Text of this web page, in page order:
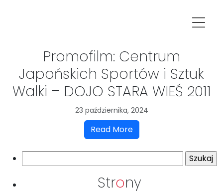
Promofilm: Centrum
Japońskich Sportów i Sztuk
Walki – DOJO STARA WIEŚ 2011
23 października, 2024
Read More
Strony